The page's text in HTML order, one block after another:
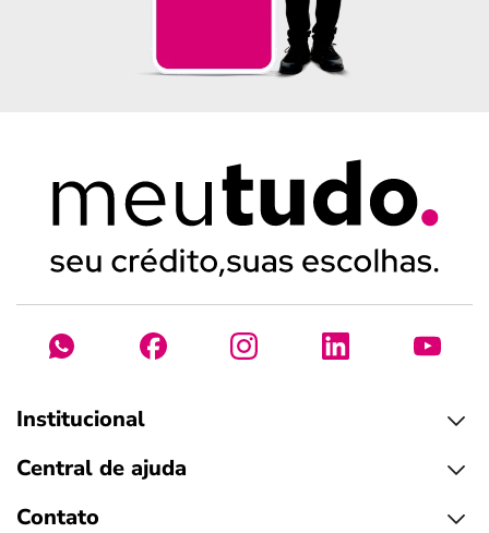
Institucional
Central de ajuda
Contato